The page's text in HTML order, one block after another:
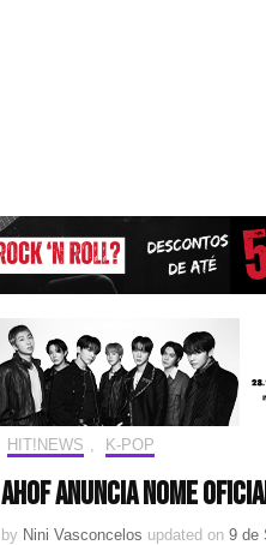
HIT!NEWS K-POP
AHOF anuncia nome
by Nini Vasconcelos updated on 9 de